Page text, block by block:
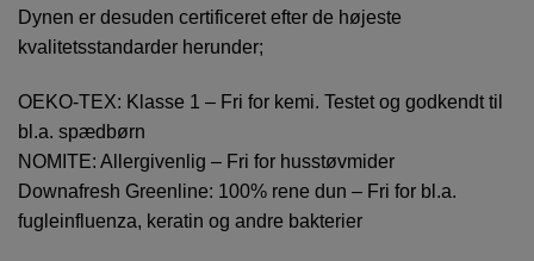
Dynen er desuden certificeret efter de højeste
kvalitetsstandarder herunder;
OEKO-TEX: Klasse 1 – Fri for kemi. Testet og godkendt til
bl.a. spædbørn
NOMITE: Allergivenlig – Fri for husstøvmider
Downafresh Greenline: 100% rene dun – Fri for bl.a.
fugleinfluenza, keratin og andre bakterier